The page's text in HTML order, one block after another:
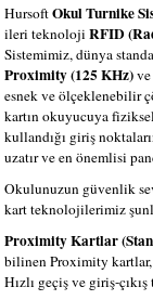
HursoftOkul Turnike
ileri teknoloji RFID
Sistemimiz, dünya
Proximity (125 KHz)ve
esnek ve ölçeklenebilir
kartın okuyucuya
kullandığı giriş
uzatır ve en önemlisi
Okulunuzun güvenlik
kart teknolojilerimiz
Proximity Kartlar
bilinen Proximity kartlar,
Hızlı geçiş ve giriş-